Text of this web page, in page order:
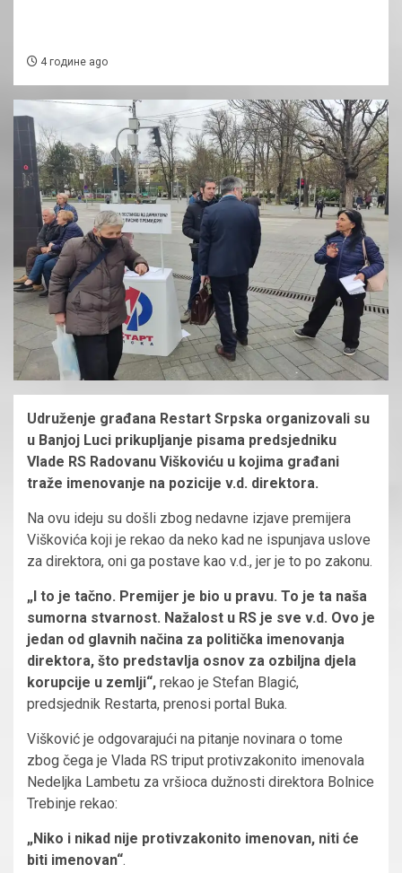
4 године ago
Udruženje građana Restart Srpska organizovali su
u Banjoj Luci prikupljanje pisama predsjedniku
Vlade RS Radovanu Viškoviću u kojima građani
traže imenovanje na pozicije v.d. direktora.
Na ovu ideju su došli zbog nedavne izjave premijera
Viškovića koji je rekao da neko kad ne ispunjava uslove
za direktora, oni ga postave kao v.d., jer je to po zakonu.
„I to je tačno. Premijer je bio u pravu. To je ta naša
sumorna stvarnost. Nažalost u RS je sve v.d. Ovo je
jedan od glavnih načina za politička imenovanja
direktora, što predstavlja osnov za ozbiljna djela
korupcije u zemlji“, rekao je Stefan Blagić,
predsjednik Restarta, prenosi portal Buka.
Višković je odgovarajući na pitanje novinara o tome
zbog čega je Vlada RS triput protivzakonito imenovala
Nedeljka Lambetu za vršioca dužnosti direktora Bolnice
Trebinje rekao:
„Niko i nikad nije protivzakonito imenovan, niti će
biti imenovan“.